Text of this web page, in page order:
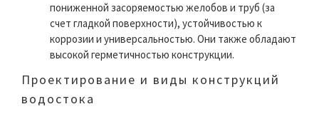
пониженной засоряемостью желобов и труб (за
счет гладкой поверхности), устойчивостью к
коррозии и универсальностью. Они также обладают
высокой герметичностью конструкции.
Проектирование и виды конструкций
водостока